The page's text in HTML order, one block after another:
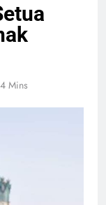
4 Mins